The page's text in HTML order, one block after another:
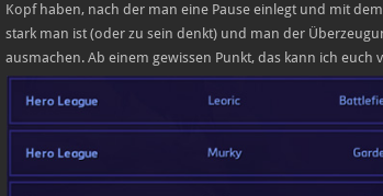
Kopf haben, nach der man eine Pause einlegt und mit
stark man ist (oder zu sein denkt) und man der
ausmachen. Ab einem gewissen Punkt, das kann ich euch